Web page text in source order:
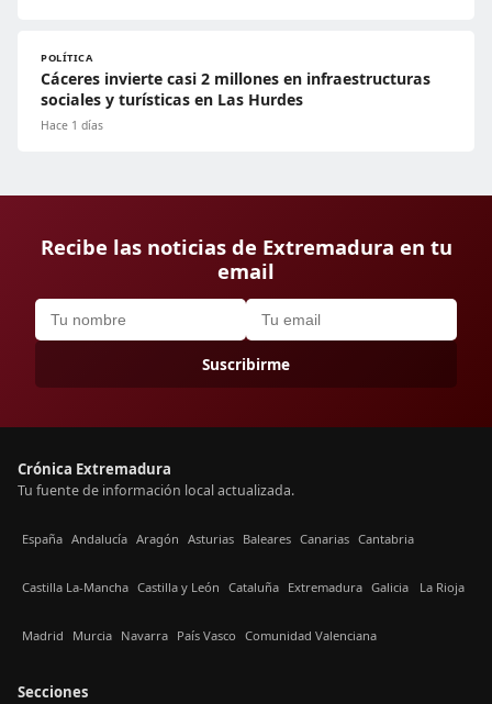
POLÍTICA
Cáceres invierte casi 2 millones en infraestructuras
sociales y turísticas en Las Hurdes
Hace 1 días
Recibe las noticias de Extremadura en tu
email
Suscribirme
Crónica Extremadura
Tu fuente de información local actualizada.
España Andalucía Aragón Asturias Baleares Canarias Cantabria
Castilla La-Mancha Castilla y León Cataluña Extremadura Galicia La Rioja
Madrid Murcia Navarra País Vasco Comunidad Valenciana
Secciones